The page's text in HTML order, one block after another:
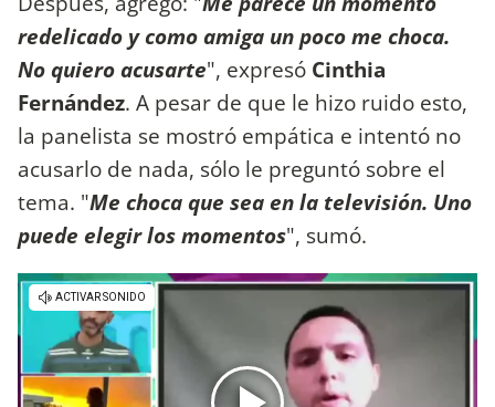
redelicado y como amiga un poco me choca.
No quiero acusarte", expresó Cinthia
Fernández. A pesar de que le hizo ruido esto,
la panelista se mostró empática e intentó no
acusarlo de nada, sólo le preguntó sobre el
tema. "Me choca que sea en la televisión. Uno
puede elegir los momentos", sumó.